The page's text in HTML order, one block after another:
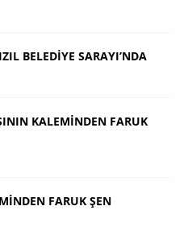
BELEDİYE SARAYI’NDA
KALEMİNDEN FARUK
FARUK ŞEN